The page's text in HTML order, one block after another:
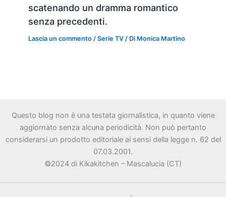
scatenando un dramma romantico
senza precedenti.
Lascia un commento /Serie TV / Di Monica Martino
Questo blog non è una testata giornalistica, in quanto viene
aggiornato senza alcuna periodicità. Non può pertanto
considerarsi un prodotto editoriale ai sensi della legge n. 62 del
07.03.2001.
©2024 di Kikakitchen – Mascalucia (CT)